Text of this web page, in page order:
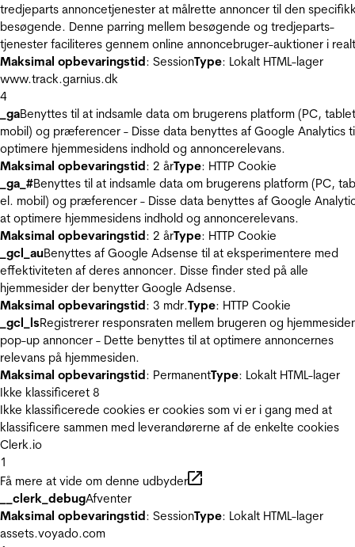
tredjeparts annoncetjenester at målrette annoncer til den
besøgende. Denne parring mellem besøgende og tredjeparts-
tjenester faciliteres gennem online annoncebruger-auktioner i
Maksimal opbevaringstid: SessionType: Lokalt HTML-lager
www.track.garnius.dk
4
_gaBenyttes til at indsamle data om brugerens platform (PC,
mobil) og præferencer - Disse data benyttes af Google Analytics
optimere hjemmesidens indhold og annoncerelevans.
Maksimal opbevaringstid: 2 årType: HTTP Cookie
_ga_#Benyttes til at indsamle data om brugerens platform (PC,
el. mobil) og præferencer - Disse data benyttes af Google
at optimere hjemmesidens indhold og annoncerelevans.
Maksimal opbevaringstid: 2 årType: HTTP Cookie
_gcl_auBenyttes af Google Adsense til at eksperimentere med
effektiviteten af deres annoncer. Disse finder sted på alle
hjemmesider der benytter Google Adsense.
Maksimal opbevaringstid: 3 mdr.Type: HTTP Cookie
_gcl_lsRegistrerer responsraten mellem brugeren og
pop-up annoncer - Dette benyttes til at optimere annoncernes
relevans på hjemmesiden.
Maksimal opbevaringstid: PermanentType: Lokalt HTML-lager
Ikke klassificeret 8
Ikke klassificerede cookies er cookies som vi er i gang med at
klassificere sammen med leverandørerne af de enkelte cookies
Clerk.io
1
Få mere at vide om denne udbyder
__clerk_debugAfventer
Maksimal opbevaringstid: SessionType: Lokalt HTML-lager
assets.voyado.com